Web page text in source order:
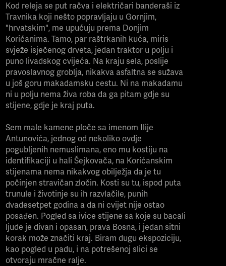
Kod releja se put račva i električari banderaši iz
Travnika koji nešto popravljaju u Gornjim,
"hrvatskim", me upućuju prema Donjim
Korićanima. Tamo, par raštrkanih kuća, miris
svježe isječenog drveta, jedan traktor u polju i
puno livadskog cvijeća. Na kraju sela, poslije
pravoslavnog groblja, nikakva asfaltna se sužava
u još goru makadamsku cestu. Ni na makadamu
ni u polju nema živa roba da ga pitam gdje su
stijene, gdje je kraj puta.
Sem male kamene ploče sa imenom Ilije
Antunovića, jednog od nekoliko ovdje
pogubljenih nemuslimana, eno mu kostiju na
identifikaciji u hali Šejkovača, na Korićanskim
stijenama nema nikakvog obilježja da je tu
počinjen stravičan zločin. Kosti su tu, ispod puta
trunule i životinje su ih razvlačile, punih
dvadesetpet godina a da ni cvijet nije ostao
posađen. Pogled sa ivice stijene sa koje su bacali
ljude je divan i opasan, prava Bosna, i jedan sitni
korak može značiti kraj. Biram dugu ekspoziciju,
kao pogled u padu, i na potrešenoj slici se
otvoraju mračne ralje.